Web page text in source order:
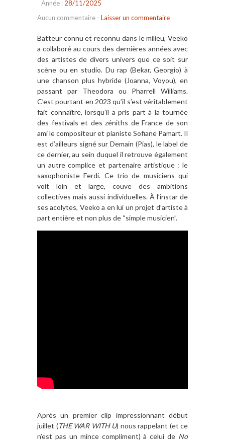
Année : 28/11/2025
Aucun commentaire - Laisser un commentaire
Batteur connu et reconnu dans le milieu, Veeko
a collaboré au cours des dernières années avec
des artistes de divers univers que ce soit sur
scène ou en studio. Du rap (Bekar, Georgio) à
une chanson plus hybride (Joanna, Voyou), en
passant par Theodora ou Pharrell Williams.
C’est pourtant en 2023 qu’il s’est véritablement
fait connaître, lorsqu’il a pris part à la tournée
des festivals et des zéniths de France de son
ami le compositeur et pianiste Sofiane Pamart. Il
est d’ailleurs signé sur Demain (Pias), le label de
ce dernier, au sein duquel il retrouve également
un autre complice et partenaire artistique : le
saxophoniste Ferdi. Ce trio de musiciens qui
voit loin et large, couve des ambitions
collectives mais aussi individuelles. À l’instar de
ses acolytes, Veeko a en lui un projet d’artiste à
part entière et non plus de “simple musicien”.
Après un premier clip impressionnant début
juillet (THE WAR WITH U) nous rappelant (et ce
n’est pas un mince compliment) à celui de No